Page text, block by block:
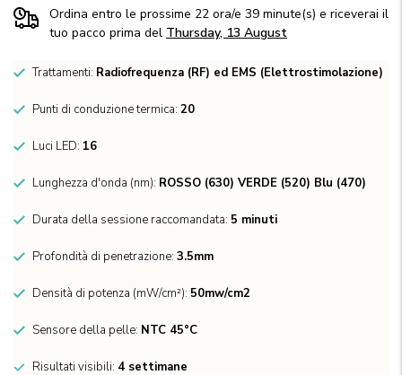
Ordina entro le prossime 22 ora/e 39 minute(s) e riceverai il
tuo pacco prima del Thursday, 13 August
Trattamenti: Radiofrequenza (RF) ed EMS (Elettrostimolazione)
Punti di conduzione termica: 20
Luci LED: 16
Lunghezza d'onda (nm): ROSSO (630) VERDE (520) Blu (470)
Durata della sessione raccomandata: 5 minuti
Profondità di penetrazione: 3.5mm
Densità di potenza (mW/cm²): 50mw/cm2
Sensore della pelle: NTC 45°C
Risultati visibili: 4 settimane